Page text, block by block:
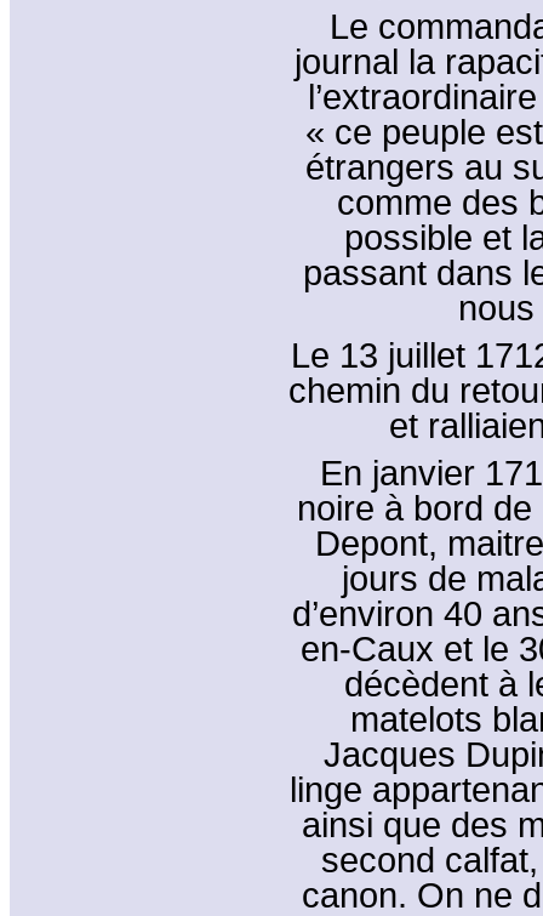
Le
journal la
« ce peuple
étrangers au
comme des
possible et
passant dans
Le 13 juillet
chemin du
et
En janvier
noire à bord
Depont,
jours de
d’environ 40
en-Caux et le
décèdent à
matelots
Jacques
linge
ainsi que des
second
canon. On ne